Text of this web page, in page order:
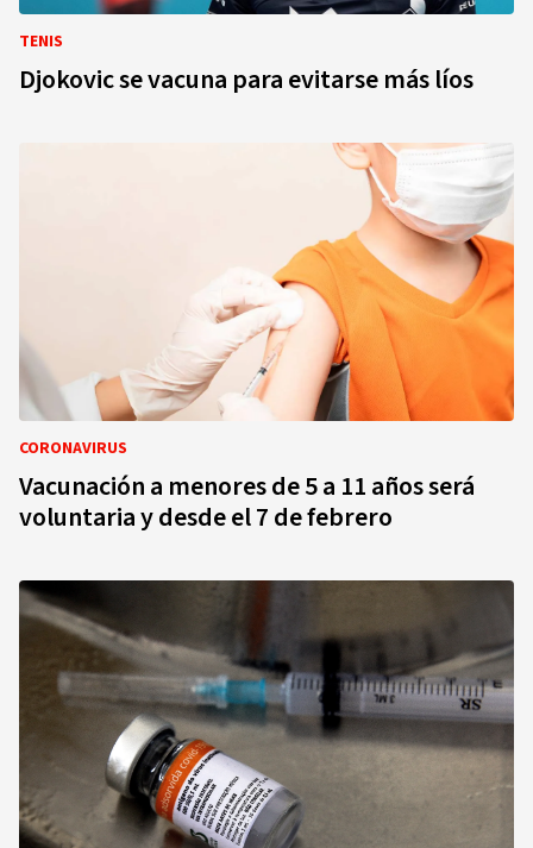
TENIS
Djokovic se vacuna para evitarse más líos
CORONAVIRUS
Vacunación a menores de 5 a 11 años será
voluntaria y desde el 7 de febrero